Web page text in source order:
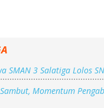
SMAN 3 Salatiga Lolos
Momentum